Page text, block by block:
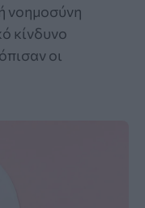
νοημοσύνη
κίνδυνο
οι